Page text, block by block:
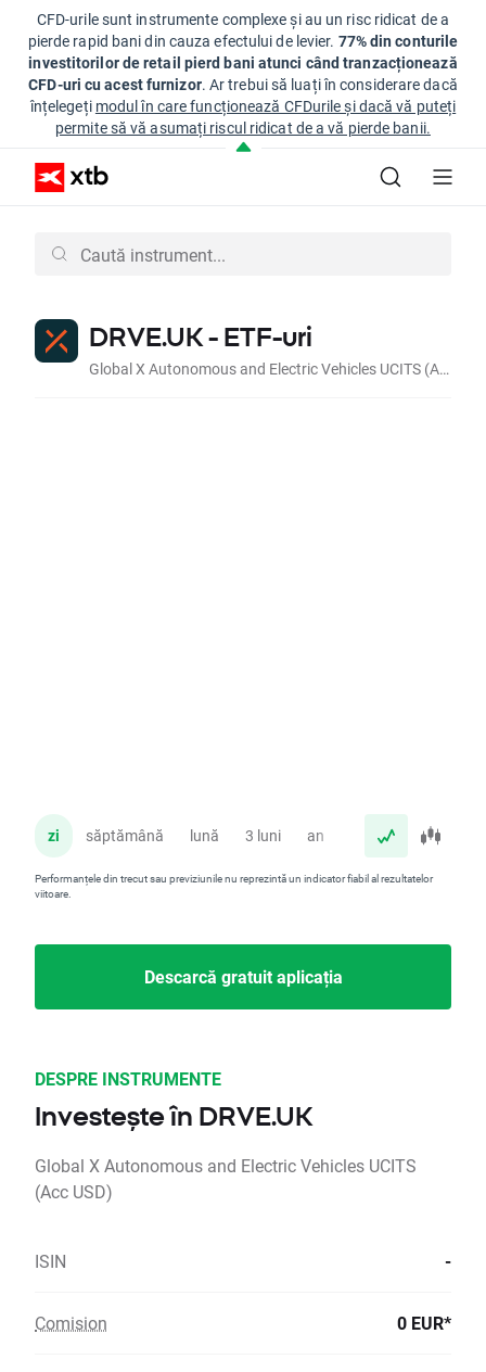
CFD-urile sunt instrumente complexe și au un risc ridicat de a
pierde rapid bani din cauza efectului de levier. 77% din conturile
investitorilor de retail pierd bani atunci când tranzacționează
CFD-uri cu acest furnizor. Ar trebui să luați în considerare dacă
înțelegeți modul în care funcționează CFDurile și dacă vă puteți
permite să vă asumați riscul ridicat de a vă pierde banii.
DRVE.UK - ETF-uri
Global X Autonomous and Electric Vehicles UCITS (Acc USD)
zi săptămână lună 3 luni an
Performanțele din trecut sau previziunile nu reprezintă un indicator fiabil al rezultatelor
viitoare.
Descarcă gratuit aplicația
DESPRE INSTRUMENTE
Investește în DRVE.UK
Global X Autonomous and Electric Vehicles UCITS
(Acc USD)
ISIN -
Comision 0 EUR*